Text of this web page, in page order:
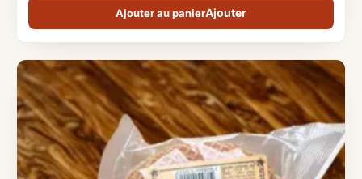
Ajouter au panier